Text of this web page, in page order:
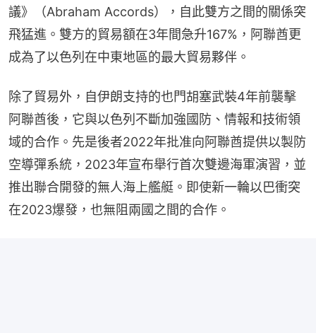
議》（Abraham Accords），自此雙方之間的關係突
飛猛進。雙方的貿易額在3年間急升167%，阿聯酋更
成為了以色列在中東地區的最大貿易夥伴。
除了貿易外，自伊朗支持的也門胡塞武裝4年前襲擊
阿聯酋後，它與以色列不斷加強國防、情報和技術領
域的合作。先是後者2022年批准向阿聯酋提供以製防
空導彈系統，2023年宣布舉行首次雙邊海軍演習，並
推出聯合開發的無人海上艦艇。即使新一輪以巴衝突
在2023爆發，也無阻兩國之間的合作。